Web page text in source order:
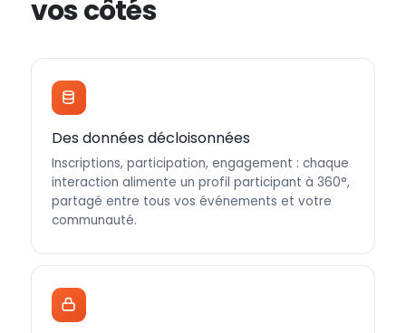
vos côtés
Des données décloisonnées
Inscriptions, participation, engagement : chaque
interaction alimente un profil participant à 360°,
partagé entre tous vos événements et votre
communauté.